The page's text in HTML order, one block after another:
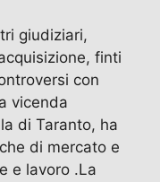
giudiziari,
finti
con
vicenda
di Taranto, ha
di mercato e
e lavoro .La